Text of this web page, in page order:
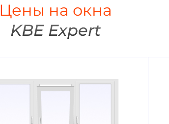
Цены на окна
KBE Expert